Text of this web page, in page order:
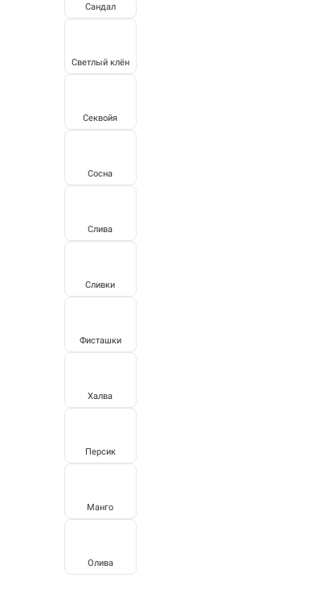
Сандал
Светлый клён
Секвойя
Сосна
Слива
Сливки
Фисташки
Халва
Персик
Манго
Олива